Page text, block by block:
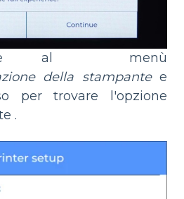
al menù
della stampantee
per trovare l'opzione
.